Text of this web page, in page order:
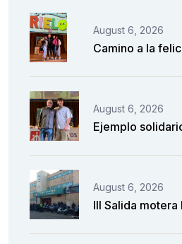
August 6, 2026
Camino a la
August 6, 2026
Ejemplo
August 6, 2026
III Salida motera